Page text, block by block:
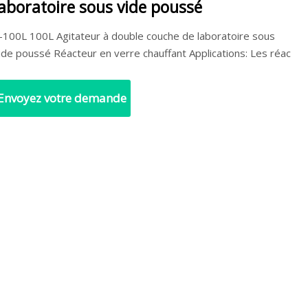
sous vide poussé
100L 100L Agitateur à double couche de laboratoire sous
poussé Réacteur en verre chauffant Applications: Les réac
votre demande